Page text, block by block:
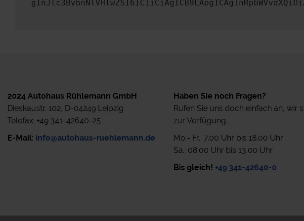
2024 Autohaus Rühlemann GmbH
Dieskaustr. 102, D-04249 Leipzig
Telefax: +49 341-42640-25
E-Mail: info@autohaus-ruehlemann.de
Haben Sie noch Fragen?
Rufen Sie uns doch einfach an, wir
zur Verfügung.
Mo.- Fr.: 7.00 Uhr bis 18.00 Uhr
Sa.: 08.00 Uhr bis 13.00 Uhr
Bis gleich! +49 341-42640-0